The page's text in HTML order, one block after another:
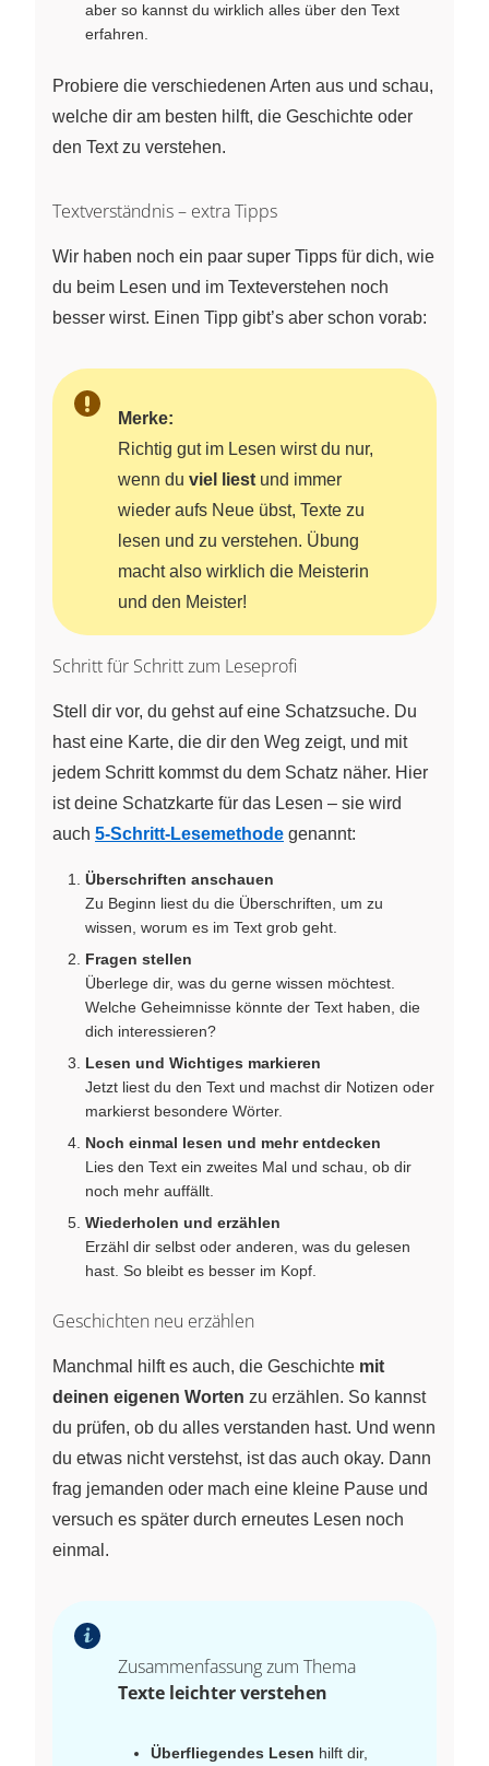
aber so kannst du wirklich alles über den Text
erfahren.
Probiere die verschiedenen Arten aus und schau,
welche dir am besten hilft, die Geschichte oder
den Text zu verstehen.
Textverständnis – extra Tipps
Wir haben noch ein paar super Tipps für dich, wie
du beim Lesen und im Texteverstehen noch
besser wirst. Einen Tipp gibt’s aber schon vorab:
Merke:
Richtig gut im Lesen wirst du nur,
wenn du viel liest und immer
wieder aufs Neue übst, Texte zu
lesen und zu verstehen. Übung
macht also wirklich die Meisterin
und den Meister!
Schritt für Schritt zum Leseprofi
Stell dir vor, du gehst auf eine Schatzsuche. Du
hast eine Karte, die dir den Weg zeigt, und mit
jedem Schritt kommst du dem Schatz näher. Hier
ist deine Schatzkarte für das Lesen – sie wird
auch 5-Schritt-Lesemethode genannt:
Überschriften anschauen
Zu Beginn liest du die Überschriften, um zu
wissen, worum es im Text grob geht.
Fragen stellen
Überlege dir, was du gerne wissen möchtest.
Welche Geheimnisse könnte der Text haben, die
dich interessieren?
Lesen und Wichtiges markieren
Jetzt liest du den Text und machst dir Notizen oder
markierst besondere Wörter.
Noch einmal lesen und mehr entdecken
Lies den Text ein zweites Mal und schau, ob dir
noch mehr auffällt.
Wiederholen und erzählen
Erzähl dir selbst oder anderen, was du gelesen
hast. So bleibt es besser im Kopf.
Geschichten neu erzählen
Manchmal hilft es auch, die Geschichte mit
deinen eigenen Worten zu erzählen. So kannst
du prüfen, ob du alles verstanden hast. Und wenn
du etwas nicht verstehst, ist das auch okay. Dann
frag jemanden oder mach eine kleine Pause und
versuch es später durch erneutes Lesen noch
einmal.
Zusammenfassung zum Thema
Texte leichter verstehen
Überfliegendes Lesen hilft dir,